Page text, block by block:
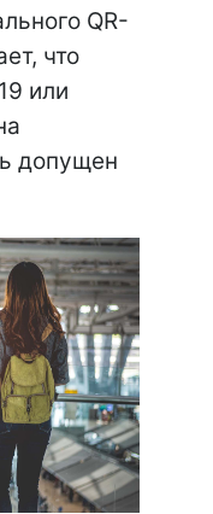
QR-
что
или
допущен